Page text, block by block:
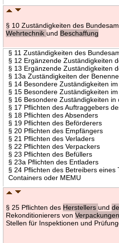
§ 10 Zuständigkeiten des
Wehrtechnikund Beschaffung
§ 11 Zuständigkeiten des
§ 12 Ergänzende Zuständigkeiten
§ 13 Ergänzende Zuständigkeiten
§ 13a Zuständigkeiten der
§ 14 Besondere Zuständigkeiten
§ 15 Besondere Zuständigkeiten
§ 16 Besondere Zuständigkeiten in
§ 17 Pflichten des Auftraggebers
§ 18 Pflichten des Absenders
§ 19 Pflichten des Beförderers
§ 20 Pflichten des Empfängers
§ 21 Pflichten des Verladers
§ 22 Pflichten des Verpackers
§ 23 Pflichten des Befüllers
§ 23a Pflichten des Entladers
§ 24 Pflichten des Betreibers
Containers oder MEMU
§ 25 Pflichten des Herstellersund
Rekonditionierers von
Stellen für Inspektionen und